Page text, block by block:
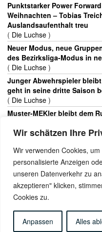
Wir schätzen Ihre
Wir verwenden Cookies,
personalisierte Anzeigen
unseren Datenverkehr zu
akzeptieren" klicken,
Cookies zu.
Anpassen Alles
Punktstarker Power
Weihnachten – Tobias
Auslandsaufenthalt treu
( Die Luchse )
Neuer Modus, neue
des Bezirksliga-Modus in
( Die Luchse )
Junger Abwehrspieler
geht in seine dritte Saison
( Die Luchse )
Muster-MEKler bleibt dem
Die Luchse)
Veteran hat noch nicht
Fleissner geht weiter für
Die Luchse)
Kontakt Impressum